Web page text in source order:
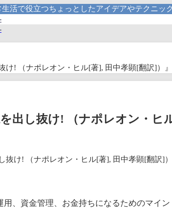
活で役立つちょっとしたアイデアやテクニック
け! （ナポレオン・ヒル[著], 田中孝顕[翻訳]）
を出し抜け! （ナポレオン・ヒ
、資金管理、お金持ちになるためのマイ